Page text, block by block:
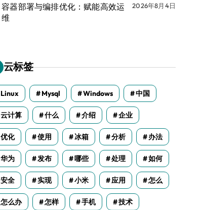
容器部署与编排优化：赋能高效运
维
2026年8月4日
云标签
Linux Mysql Windows 中国
云计算 什么 介绍 企业
优化 使用 冰箱 分析 办法
华为 发布 哪些 处理 如何
安全 实现 小米 应用 怎么
怎么办 怎样 手机 技术